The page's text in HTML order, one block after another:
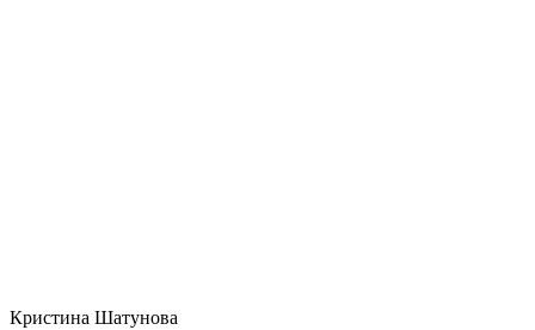
Кристина Шатунова